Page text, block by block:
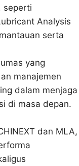
seperti
Analysis
serta
yang
manajemen
dalam menjaga
di masa depan.
dan MLA,